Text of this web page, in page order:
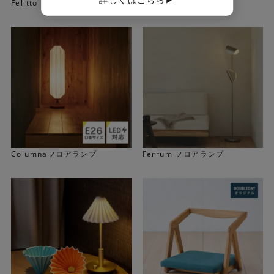
フォルムの異なる2種類のシェードをバランスよく組み合わ
せて構成しています。 キナリのシェードはナチュラルで優
しい雰囲気であるとともに、光も優しく透過させてくれま
Felitto フロアランプ Fersenフロアランプ
Columnaフロアランプ Ferrum フロアランプ